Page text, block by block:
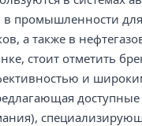
промышленности
а также в
стоит отметить
и